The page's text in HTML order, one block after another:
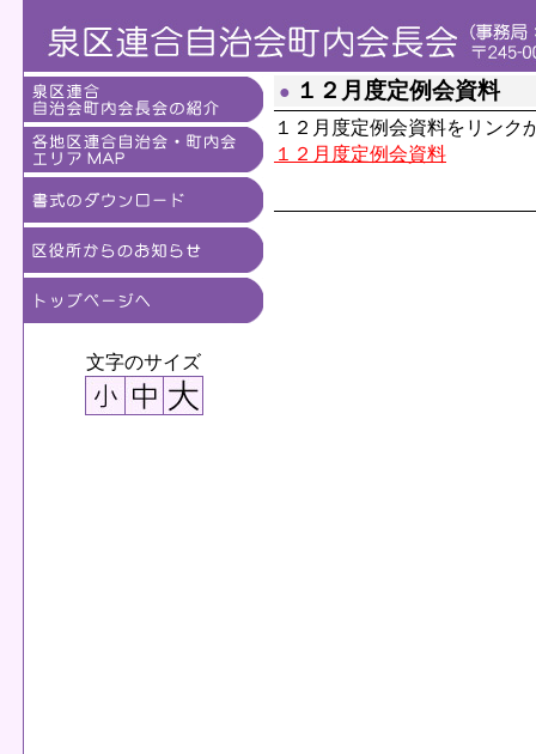
文字のサイズ
● １２月度定例会資料
１２月度定例会資料をリンク
１２月度定例会資料